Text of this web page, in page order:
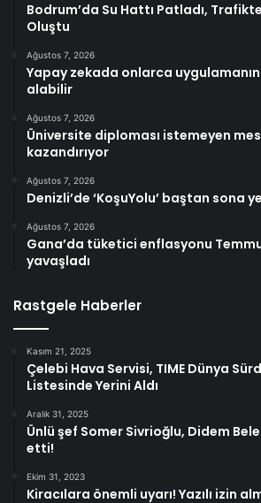
Bodrum’da Su Hattı Patladı,
Oluştu
Ağustos 7, 2026
Yapay zekada onlarca
alabilir
Ağustos 7, 2026
Üniversite diploması istemeyen
kazandırıyor
Ağustos 7, 2026
Denizli’de ‘KoşuYolu’ baştan sona
Ağustos 7, 2026
Gana’da tüketici enflasyonu
yavaşladı
Rastgele Haberler
Kasım 21, 2025
Çelebi Hava Servisi, TIME Dünya
Listesinde Yerini Aldı
Aralık 31, 2025
Ünlü şef Somer Sivrioğlu, Didem
etti!
Ekim 31, 2023
Kiracılara önemli uyarı! Yazılı izin